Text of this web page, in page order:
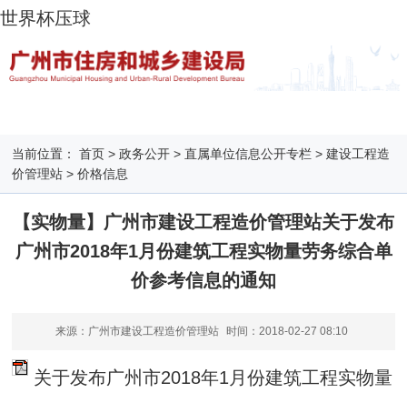
世界杯压球
当前位置： 首页 >政务公开 >直属单位信息公开专栏 >建设工程造
价管理站 >价格信息
【实物量】广州市建设工程造价管理站关于发布
广州市2018年1月份建筑工程实物量劳务综合单
价参考信息的通知
来源：广州市建设工程造价管理站 时间： 2018-02-27 08:10
关于发布广州市2018年1月份建筑工程实物量